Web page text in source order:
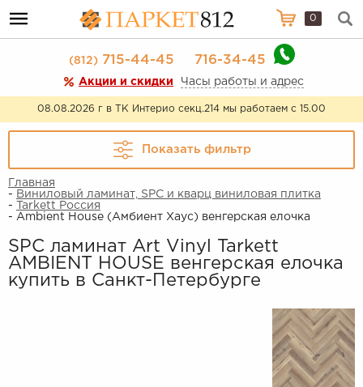
0
(812)715-44-45 716-34-45
Акции и скидки Часы работы и адрес
08.08.2026 г в ТК Интерио секц.214 мы работаем с 15.00
Показать фильтр
Главная
- Виниловый ламинат, SPC и кварц виниловая плитка
-
Tarkett Россия
- Ambient House (Амбиент Хаус) венгерская елочка
SPC ламинат Art Vinyl Tarkett
AMBIENT HOUSE венгерская елочка
купить в Санкт-Петербурге